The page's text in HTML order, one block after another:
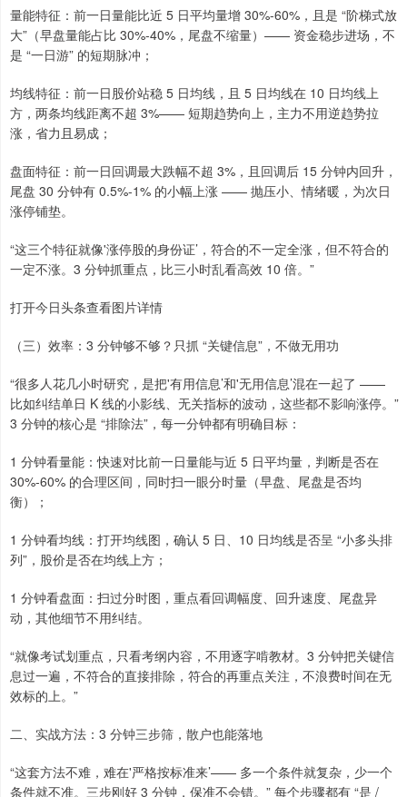
量能特征：前一日量能比近 5 日平均量增 30%-60%，且是 “阶梯式放
大”（早盘量能占比 30%-40%，尾盘不缩量）—— 资金稳步进场，不
是 “一日游” 的短期脉冲；
均线特征：前一日股价站稳 5 日均线，且 5 日均线在 10 日均线上
方，两条均线距离不超 3%—— 短期趋势向上，主力不用逆趋势拉
涨，省力且易成；
盘面特征：前一日回调最大跌幅不超 3%，且回调后 15 分钟内回升，
尾盘 30 分钟有 0.5%-1% 的小幅上涨 —— 抛压小、情绪暖，为次日
涨停铺垫。
“这三个特征就像'涨停股的身份证’，符合的不一定全涨，但不符合的
一定不涨。3 分钟抓重点，比三小时乱看高效 10 倍。”
打开今日头条查看图片详情
（三）效率：3 分钟够不够？只抓 “关键信息”，不做无用功
“很多人花几小时研究，是把'有用信息’和'无用信息’混在一起了 ——
比如纠结单日 K 线的小影线、无关指标的波动，这些都不影响涨停。”
3 分钟的核心是 “排除法”，每一分钟都有明确目标：
1 分钟看量能：快速对比前一日量能与近 5 日平均量，判断是否在
30%-60% 的合理区间，同时扫一眼分时量（早盘、尾盘是否均
衡）；
1 分钟看均线：打开均线图，确认 5 日、10 日均线是否呈 “小多头排
列”，股价是否在均线上方；
1 分钟看盘面：扫过分时图，重点看回调幅度、回升速度、尾盘异
动，其他细节不用纠结。
“就像考试划重点，只看考纲内容，不用逐字啃教材。3 分钟把关键信
息过一遍，不符合的直接排除，符合的再重点关注，不浪费时间在无
效标的上。”
二、实战方法：3 分钟三步筛，散户也能落地
“这套方法不难，难在'严格按标准来’—— 多一个条件就复杂，少一个
条件就不准。三步刚好 3 分钟，保准不会错。” 每个步骤都有 “是 /